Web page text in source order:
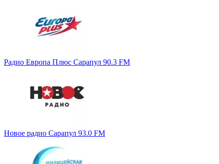
Радио Европа Плюс Сарапул 90.3 FM
Новое радио Сарапул 93.0 FM